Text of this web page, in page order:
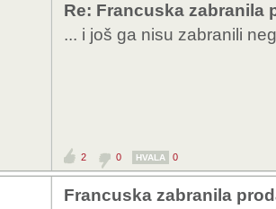
Re: Francuska zabranila
... i još ga nisu zabranili
2 0 HVALA 0
Francuska zabranila